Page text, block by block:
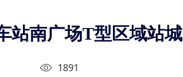
站南广场T型区域站
1891